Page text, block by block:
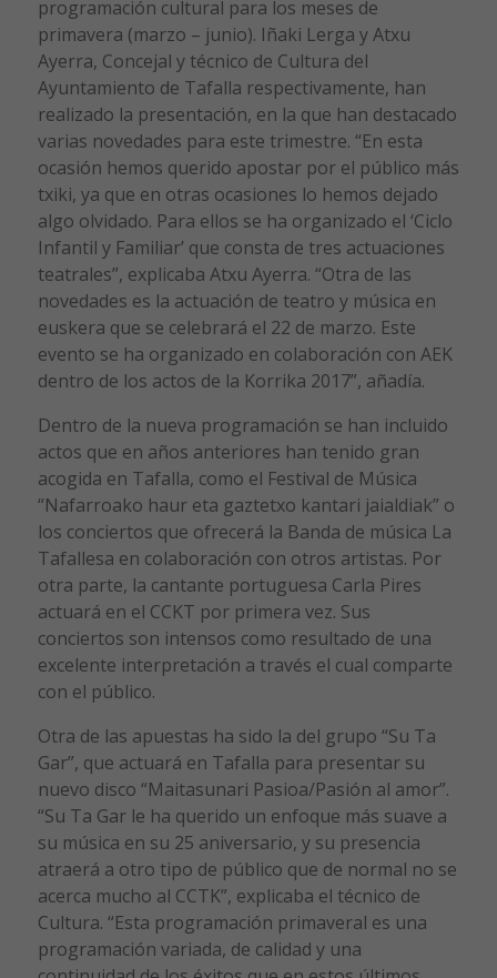
programación cultural para los meses de
primavera (marzo – junio). Iñaki Lerga y Atxu
Ayerra, Concejal y técnico de Cultura del
Ayuntamiento de Tafalla respectivamente, han
realizado la presentación, en la que han destacado
varias novedades para este trimestre. “En esta
ocasión hemos querido apostar por el público más
txiki, ya que en otras ocasiones lo hemos dejado
algo olvidado. Para ellos se ha organizado el ‘Ciclo
Infantil y Familiar’ que consta de tres actuaciones
teatrales”, explicaba Atxu Ayerra. “Otra de las
novedades es la actuación de teatro y música en
euskera que se celebrará el 22 de marzo. Este
evento se ha organizado en colaboración con AEK
dentro de los actos de la Korrika 2017”, añadía.
Dentro de la nueva programación se han incluido
actos que en años anteriores han tenido gran
acogida en Tafalla, como el Festival de Música
“Nafarroako haur eta gaztetxo kantari jaialdiak” o
los conciertos que ofrecerá la Banda de música La
Tafallesa en colaboración con otros artistas. Por
otra parte, la cantante portuguesa Carla Pires
actuará en el CCKT por primera vez. Sus
conciertos son intensos como resultado de una
excelente interpretación a través el cual comparte
con el público.
Otra de las apuestas ha sido la del grupo “Su Ta
Gar”, que actuará en Tafalla para presentar su
nuevo disco “Maitasunari Pasioa/Pasión al amor”.
“Su Ta Gar le ha querido un enfoque más suave a
su música en su 25 aniversario, y su presencia
atraerá a otro tipo de público que de normal no se
acerca mucho al CCTK”, explicaba el técnico de
Cultura. “Esta programación primaveral es una
programación variada, de calidad y una